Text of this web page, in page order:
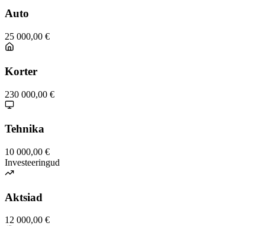
Auto
25 000,00 €
Korter
230 000,00 €
Tehnika
10 000,00 €
Investeeringud
Aktsiad
12 000,00 €